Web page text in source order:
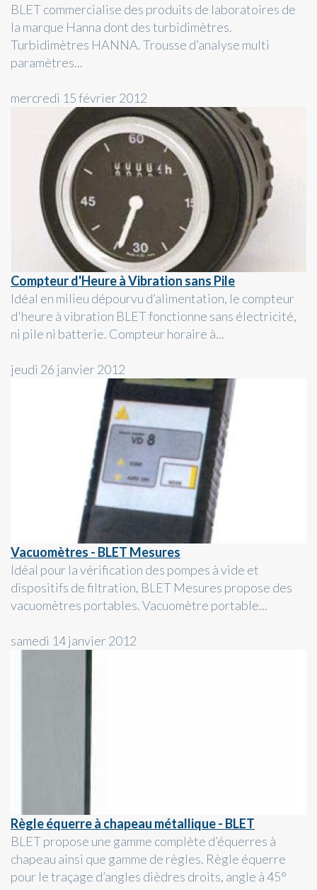
BLET commercialise des produits de laboratoires de
la marque Hanna dont des turbidimètres.
Turbidimètres HANNA. Trousse d’analyse multi
paramètres...
mercredi 15 février 2012
Compteur d'Heure à Vibration sans Pile
Idéal en milieu dépourvu d’alimentation, le compteur
d'heure à vibration BLET fonctionne sans électricité,
ni pile ni batterie. Compteur horaire à...
jeudi 26 janvier 2012
Vacuomètres - BLET Mesures
Idéal pour la vérification des pompes à vide et
dispositifs de filtration, BLET Mesures propose des
vacuomètres portables. Vacuomètre portable...
samedi 14 janvier 2012
Règle équerre à chapeau métallique - BLET
BLET propose une gamme complète d’équerres à
chapeau ainsi que gamme de règles. Règle équerre
pour le traçage d’angles dièdres droits, angle à 45°